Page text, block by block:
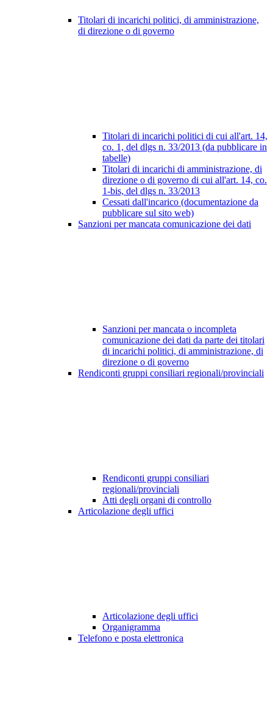
Titolari di incarichi politici, di amministrazione,
di direzione o di governo
Titolari di incarichi politici di cui all'art. 14,
co. 1, del dlgs n. 33/2013 (da pubblicare in
tabelle)
Titolari di incarichi di amministrazione, di
direzione o di governo di cui all'art. 14, co.
1-bis, del dlgs n. 33/2013
Cessati dall'incarico (documentazione da
pubblicare sul sito web)
Sanzioni per mancata comunicazione dei dati
Sanzioni per mancata o incompleta
comunicazione dei dati da parte dei titolari
di incarichi politici, di amministrazione, di
direzione o di governo
Rendiconti gruppi consiliari regionali/provinciali
Rendiconti gruppi consiliari
regionali/provinciali
Atti degli organi di controllo
Articolazione degli uffici
Articolazione degli uffici
Organigramma
Telefono e posta elettronica